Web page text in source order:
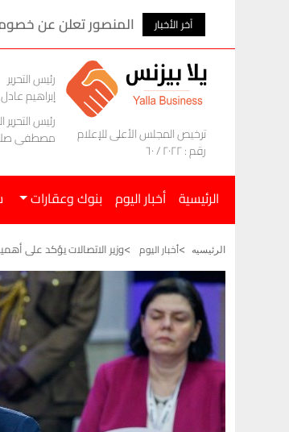
آخر الأخبار المنصور تعلن عن خصومات
ترخيص المجلس الأعلى للإعلام
رقم : ٢٠٢٢ / ٦٠
رئيس التحرير
إبراهيم عادل
رئيس التحرير
مصطفى
الرئيسية أخبار اليوم بنوك وعقارات
الرئيسيه أخبار اليوم وزير الاتصالات يؤكد على